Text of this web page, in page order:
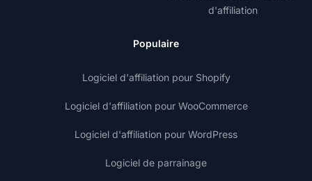
d'affiliation
Populaire
Logiciel d'affiliation pour Shopify
Logiciel d'affiliation pour WooCommerce
Logiciel d'affiliation pour WordPress
Logiciel de parrainage